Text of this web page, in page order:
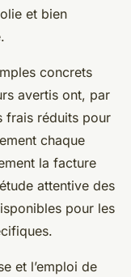
et bien
concrets
avertis ont, par
frais réduits pour
chaque
la facture
attentive des
pour les
et l’emploi de